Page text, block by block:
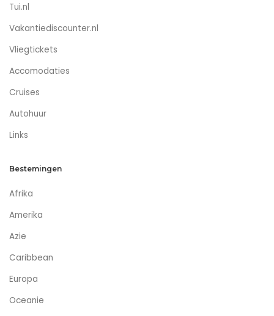
Tui.nl
Vakantiediscounter.nl
Vliegtickets
Accomodaties
Cruises
Autohuur
Links
Bestemingen
Afrika
Amerika
Azie
Caribbean
Europa
Oceanie